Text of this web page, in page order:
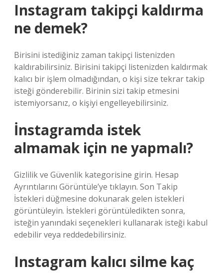
Instagram takipçi kaldırma
ne demek?
Birisini istediğiniz zaman takipçi listenizden
kaldırabilirsiniz. Birisini takipçi listenizden kaldırmak
kalıcı bir işlem olmadığından, o kişi size tekrar takip
isteği gönderebilir. Birinin sizi takip etmesini
istemiyorsanız, o kişiyi engelleyebilirsiniz.
İnstagramda istek
almamak için ne yapmalı?
Gizlilik ve Güvenlik kategorisine girin. Hesap
Ayrıntılarını Görüntüle’ye tıklayın. Son Takip
İstekleri düğmesine dokunarak gelen istekleri
görüntüleyin. İstekleri görüntüledikten sonra,
isteğin yanındaki seçenekleri kullanarak isteği kabul
edebilir veya reddedebilirsiniz.
Instagram kalıcı silme kaç